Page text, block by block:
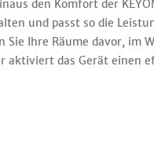
den Komfort der
und passt so die
Sie Ihre Räume davor, im
aktiviert das Gerät einen